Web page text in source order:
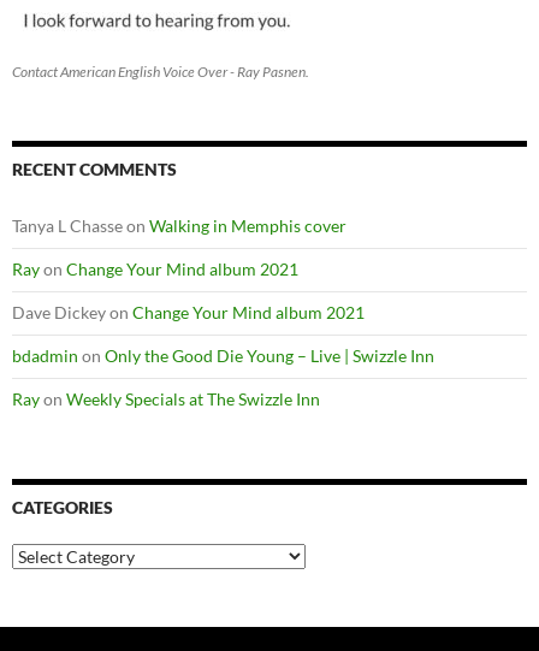
Contact American English Voice Over - Ray Pasnen.
RECENT COMMENTS
Tanya L Chasseon Walking in Memphis cover
Rayon Change Your Mind album 2021
Dave Dickeyon Change Your Mind album 2021
bdadmin on Only the Good Die Young – Live | Swizzle Inn
Rayon Weekly Specials at The Swizzle Inn
CATEGORIES
Categories